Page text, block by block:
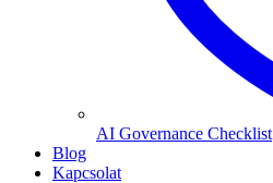
AI Governance Checklist
Blog
Kapcsolat